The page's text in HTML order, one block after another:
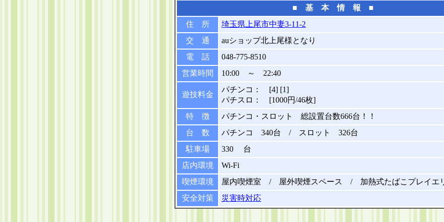
■ 基 本 情 報 ■
住 所
埼玉県上尾市中妻3-11-2
交 通
auショップ北上尾様となり
電 話
048-775-8510
営業時間
10:00 ～ 22:40
遊技料金
パチンコ： [4] [1]
パチスロ： [1000円/46枚]
特 徴
パチンコ・スロット 総設置台数666台！！
台 数
パチンコ 340台 / スロット 326台
駐車場
330 台
店内環境
Wi-Fi
喫煙環境
屋内喫煙室 / 屋外喫煙スペース / 加熱式たばこプレイエ
安全対策
災害時対応